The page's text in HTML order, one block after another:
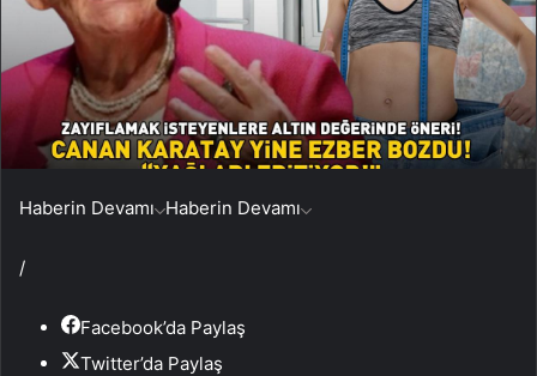
Haberin Devamı Haberin Devamı
/
Facebook’da Paylaş
Twitter’da Paylaş